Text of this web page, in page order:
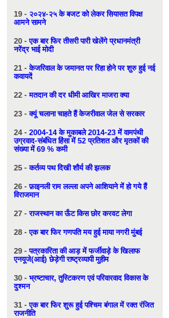
19 - २०२४-२५ के बजट को लेकर सियासत विपक्ष
आमने सामने
20 -एक बार फिर तीसरी पारी खेलेंगे प्रधानमंत्री
नरेंद्र भाई मोदी
21 -केजरिवाल के जमानत पर रिहा होने पर शुरु हुई नई
कवायदें
22 -मतदान की दर धीमी आखिर माजरा क्या
23 -क्यूं चलाना चाहते हैं केजरीवाल जेल से सरकार
24 - 2004-14 के मुकाबले 2014-23 में वामपंथी
उग्रवाद-संबंधित हिंसा में 52 प्रतिशत और मृतकों की
संख्या में 69 % कमी
25 -कर्तव्य पथ दिखी शौर्य की झलक
26 -फ़ाइनली राम लल्ला अपने आशियाने में हो गये हैं
विराजमान
27 -राजस्थान का ऊँट किस छोर करवट लेगा
28 -एक बार फिर गणपति मय हुई माया नगरी मुंबई
29 -पत्रकारिता की आड़ में फर्जीवाड़े के खिलाफ
एनयूजे(आई) छेड़ेगी राष्ट्रव्यापी मुहीम
30 - भ्रष्टाचार, तुस्टिकरण एवं परिवारवाद विकास के
दुश्मन
31 -एक बार फिर शुरू हुई पश्चिम बंगाल में रक्त रंजित
राजनीति